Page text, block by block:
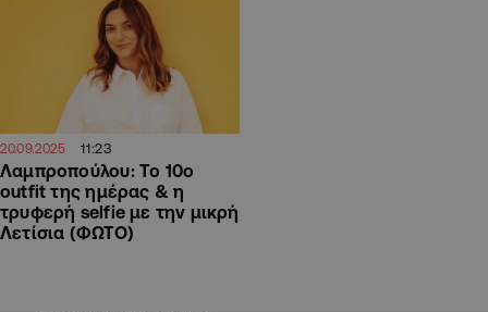
20.09.2025 11:23
Λαμπροπούλου: Το 10ο
outfit της ημέρας & η
τρυφερή selfie με την μικρή
Λετίσια (ΦΩΤΟ)